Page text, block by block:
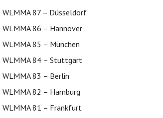
WLMMA 87 – Düsseldorf
WLMMA 86 – Hannover
WLMMA 85 – München
WLMMA 84 – Stuttgart
WLMMA 83 – Berlin
WLMMA 82 – Hamburg
WLMMA 81 – Frankfurt